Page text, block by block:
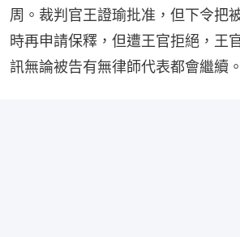
周。裁判官王證瑜批准，但下令把
時再申請保釋，但遭王官拒絕，王
訊無論被告有無律師代表都會繼續。